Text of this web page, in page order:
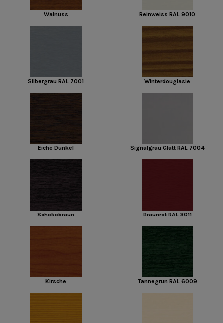
Walnuss Reinweiss RAL 9010
Silbergrau RAL 7001 Winterdouglasie
Eiche Dunkel Signalgrau Glatt RAL 7004
Schokobraun Braunrot RAL 3011
Kirsche Tannegrun RAL 6009